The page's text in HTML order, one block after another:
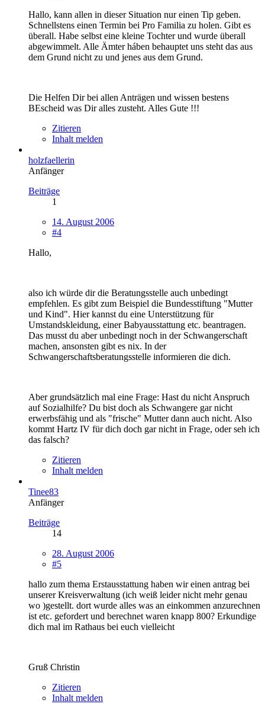
Hallo, kann allen in dieser Situation nur einen Tip geben.
Schnellstens einen Termin bei Pro Familia zu holen. Gibt es
überall. Habe selbst eine kleine Tochter und wurde überall
abgewimmelt. Alle Ämter háben behauptet uns steht das aus
dem Grund nicht zu und jenes aus dem Grund.
Die Helfen Dir bei allen Anträgen und wissen bestens
BEscheid was Dir alles zusteht. Alles Gute !!!
Zitieren
Inhalt melden
holzfaellerin
Anfänger
Beiträge
1
14. August 2006
#4
Hallo,
also ich würde dir die Beratungsstelle auch unbedingt
empfehlen. Es gibt zum Beispiel die Bundesstiftung "Mutter
und Kind". Hier kannst du eine Unterstützung für
Umstandskleidung, einer Babyausstattung etc. beantragen.
Das musst du aber unbedingt noch in der Schwangerschaft
machen, ansonsten gibt es nix. In der
Schwangerschaftsberatungsstelle informieren die dich.
Aber grundsätzlich mal eine Frage: Hast du nicht Anspruch
auf Sozialhilfe? Du bist doch als Schwangere gar nicht
erwerbsfähig und als "frische" Mutter dann auch nicht. Also
kommt Hartz IV für dich doch gar nicht in Frage, oder seh ich
das falsch?
Zitieren
Inhalt melden
Tinee83
Anfänger
Beiträge
14
28. August 2006
#5
hallo zum thema Erstausstattung haben wir einen antrag bei
unserer Kreisverwaltung (ich weiß leider nicht mehr genau
wo )gestellt. dort wurde alles was an einkommen anzurechnen
ist etc. gefordert und berechnet waren knapp 800? Erkundige
dich mal im Rathaus bei euch vielleicht
Gruß Christin
Zitieren
Inhalt melden